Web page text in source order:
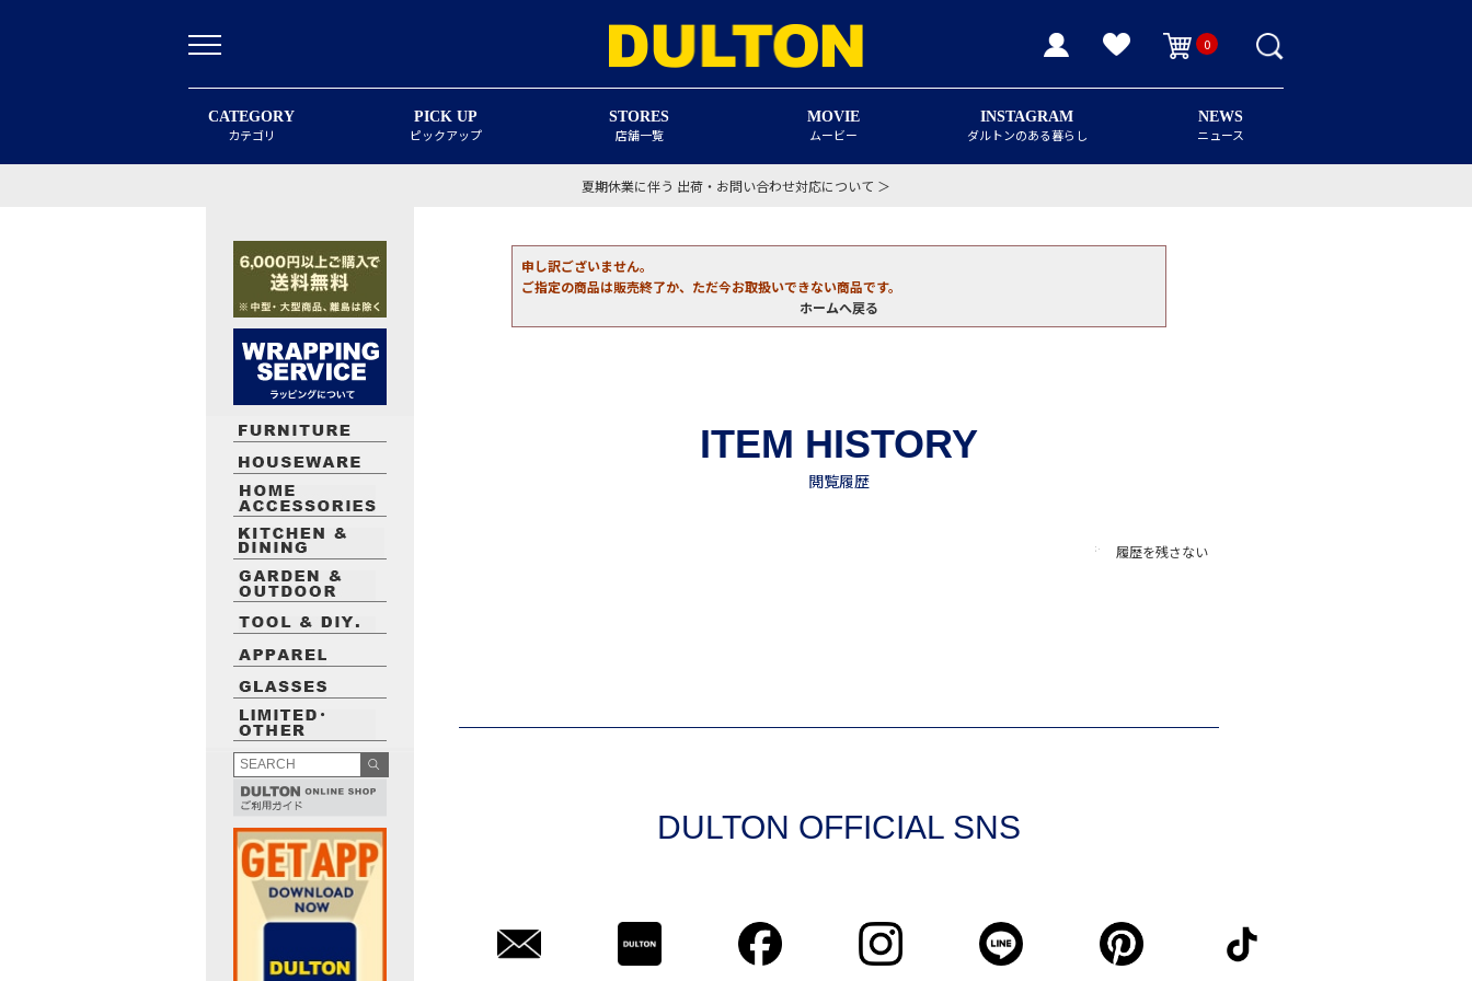
0
CATEGORY
カテゴリ
PICK UP
ピックアップ
STORES
店舗一覧
MOVIE
ムービー
INSTAGRAM
ダルトンのある暮らし
NEWS
ニュース
夏期休業に伴う 出荷・お問い合わせ対応について ＞
申し訳ございません。
ご指定の商品は販売終了か、ただ今お取扱いできない商品です。
ホームへ戻る
履歴を残さない
DULTON OFFICIAL SNS